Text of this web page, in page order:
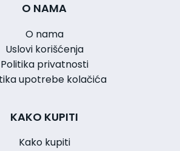
O NAMA
O nama
Uslovi korišćenja
Politika privatnosti
upotrebe kolačića
KAKO KUPITI
Kako kupiti